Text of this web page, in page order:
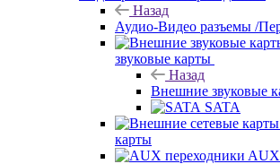
Назад
Аудио-Видео разъемы /
звуковые карты
Назад
Внешние звуковые
SATA
карты
AUX